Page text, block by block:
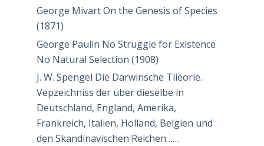
George Mivart On the Genesis of Species
(1871)
George Paulin No Struggle for Existence
No Natural Selection (1908)
J. W. Spengel Die Darwinsche Tlieorie.
Vepzeichniss der über dieselbe in
Deutschland, England, Amerika,
Frankreich, Italien, Holland, Belgien und
den Skandinavischen Reichen……